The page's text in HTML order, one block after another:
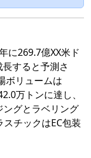
に269.7億XX米ド
すると予測さ
ボリュームは
万トンに達し、
ングとラベリング
チックはEC包装